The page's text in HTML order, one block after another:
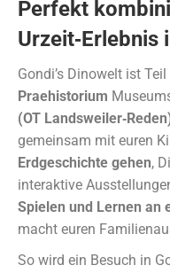
Perfekt
Urzeit‑Erlebnis
Gondi’s Dinowelt ist Teil
Praehistorium
(OT
gemeinsam mit euren
Erdgeschichte gehen,
interaktive
Spielen und Lernen an
macht euren
So wird ein Besuch in